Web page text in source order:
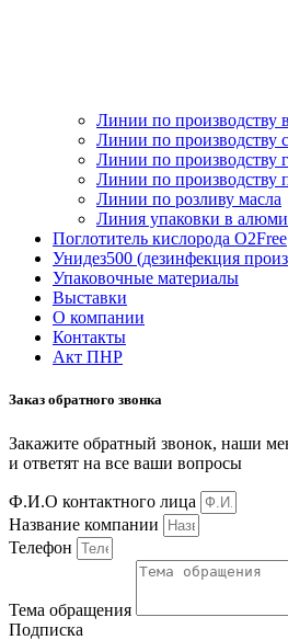
Линии по производству
Линии по производству
Линии по производству
Линии по производству
Линии по розливу масла
Линия упаковки в
Поглотитель кислорода O2Free
Унидез500 (дезинфекция
Упаковочные материалы
Выставки
О компании
Контакты
Акт ПНР
Заказ обратного звонка
Закажите обратный звонок, наши
и ответят на все ваши вопросы
Ф.И.О контактного лица
Название компании
Телефон
Тема обращения
Подписка